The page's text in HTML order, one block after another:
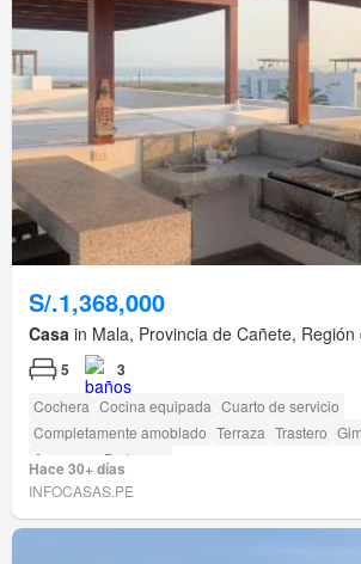
S/.1,368,000
Casa in Mala, Provincia de Cañete, Región
5 3
Cochera Cocina equipada Cuarto de servicio
Completamente amoblado Terraza Trastero
Ascensor
Barbacoa
Hace 30+ días
INFOCASAS.PE